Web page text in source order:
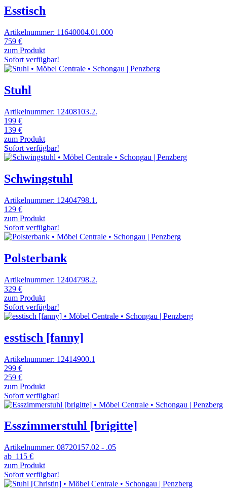
Esstisch
Artikelnummer: 11640004.01.000
759 €
zum Produkt
Sofort verfügbar!
Stuhl
Artikelnummer: 12408103.2.
199 €
139 €
zum Produkt
Sofort verfügbar!
Schwingstuhl
Artikelnummer: 12404798.1.
129 €
zum Produkt
Sofort verfügbar!
Polsterbank
Artikelnummer: 12404798.2.
329 €
zum Produkt
Sofort verfügbar!
esstisch [fanny]
Artikelnummer: 12414900.1
299 €
259 €
zum Produkt
Sofort verfügbar!
Esszimmerstuhl [brigitte]
Artikelnummer: 08720157.02 - .05
ab 115 €
zum Produkt
Sofort verfügbar!